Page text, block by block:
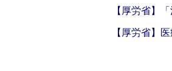
【厚労省】
【厚労省】